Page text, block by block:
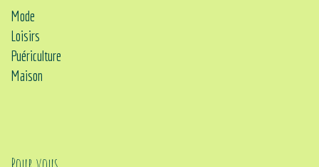
Mode
Loisirs
Puériculture
Maison